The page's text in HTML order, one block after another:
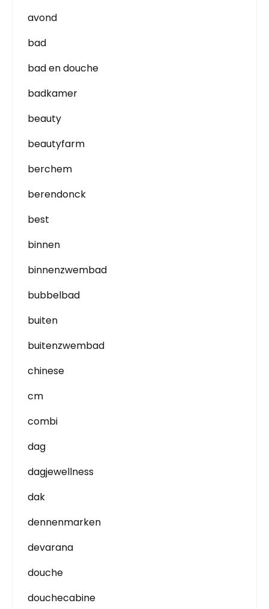
avond
bad
bad en douche
badkamer
beauty
beautyfarm
berchem
berendonck
best
binnen
binnenzwembad
bubbelbad
buiten
buitenzwembad
chinese
cm
combi
dag
dagjewellness
dak
dennenmarken
devarana
douche
douchecabine